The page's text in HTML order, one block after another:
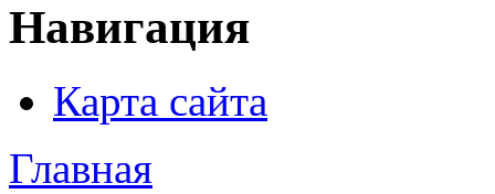
Навигация
Карта сайта
Главная